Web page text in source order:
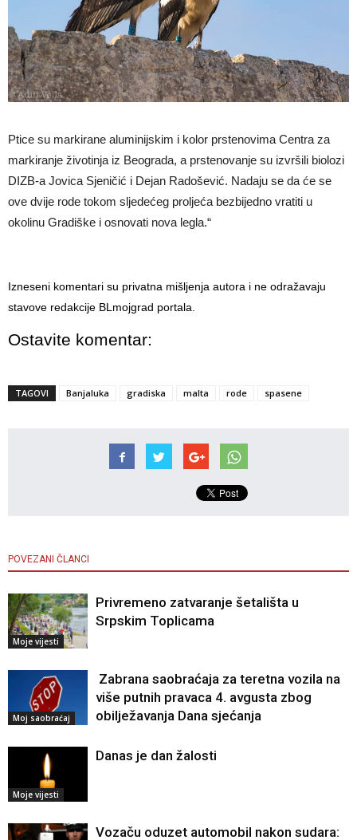
Ptice su markirane aluminijskim i kolor prstenovima Centra za
markiranje životinja iz Beograda, a prstenovanje su izvršili biolozi
DIZB-a Jovica Sjeničić i Dejan Radošević. Nadaju se da će se
ove dvije rode tokom sljedećeg proljeća bezbijedno vratiti u
okolinu Gradiške i osnovati nova legla.“
Izneseni komentari su privatna mišljenja autora i ne odražavaju
stavove redakcije BLmojgrad portala.
Ostavite komentar:
TAGOVI Banjaluka gradiska malta rode spasene
POVEZANI ČLANCI
Moje vijesti
Privremeno zatvaranje šetališta u
Srpskim Toplicama
Moj saobraćaj
Zabrana saobraćaja za teretna vozila na
više putnih pravaca 4. avgusta zbog
obilježavanja Dana sjećanja
Moje vijesti
Danas je dan žalosti
Vozaču oduzet automobil nakon sudara: